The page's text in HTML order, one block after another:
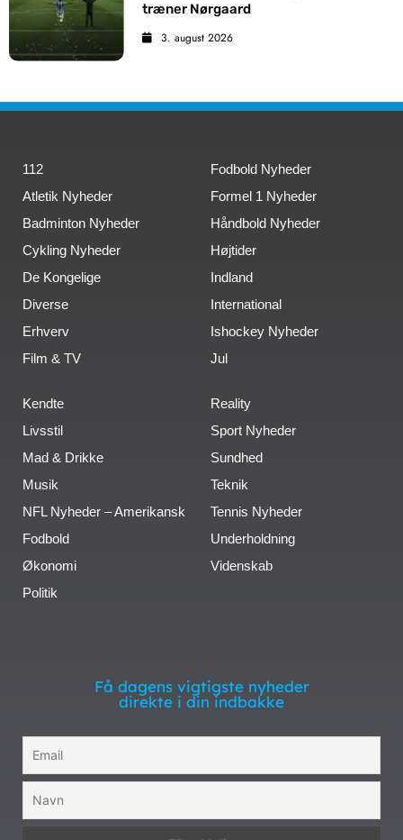
træner Nørgaard
3. august 2026
112
Atletik Nyheder
Badminton Nyheder
Cykling Nyheder
De Kongelige
Diverse
Erhverv
Film & TV
Fodbold Nyheder
Formel 1 Nyheder
Håndbold Nyheder
Højtider
Indland
International
Ishockey Nyheder
Jul
Kendte
Livsstil
Mad & Drikke
Musik
NFL Nyheder – Amerikansk
Fodbold
Økonomi
Politik
Reality
Sport Nyheder
Sundhed
Teknik
Tennis Nyheder
Underholdning
Videnskab
Få dagens vigtigste nyheder
direkte i din indbakke